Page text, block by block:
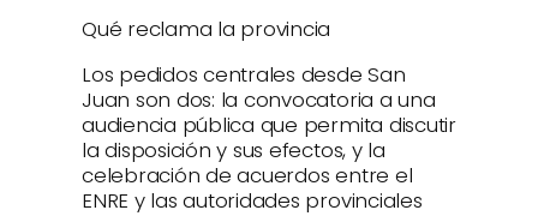
Qué reclama la provincia
Los pedidos centrales desde San
Juan son dos: la convocatoria a una
audiencia pública que permita discutir
la disposición y sus efectos, y la
celebración de acuerdos entre el
ENRE y las autoridades provinciales